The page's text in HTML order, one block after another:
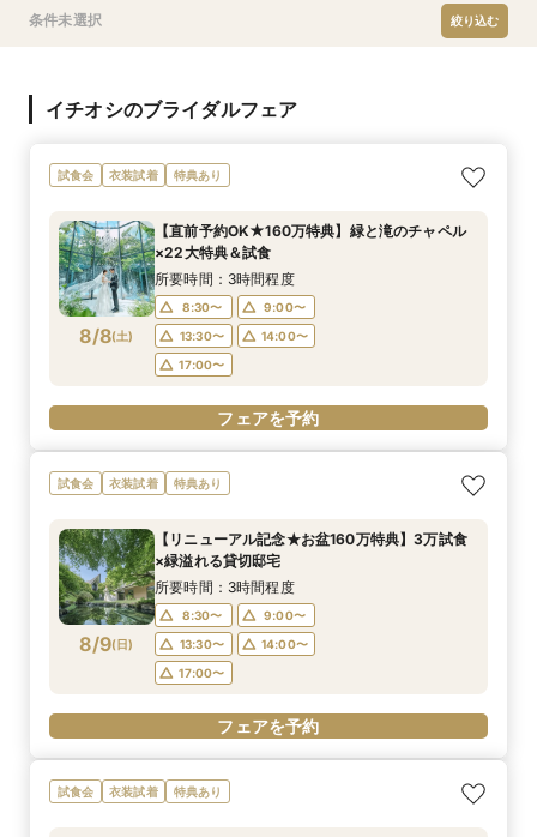
条件未選択 絞り込む
イチオシのブライダルフェア
試食会 衣装試着 特典あり
8/8(土)
【直前予約OK★160万特典】緑と滝のチャペル
×22大特典＆試食
所要時間：3時間程度
8:30〜
9:00〜
13:30〜
14:00〜
17:00〜
フェアを予約
試食会 衣装試着 特典あり
8/9(日)
【リニューアル記念★お盆160万特典】3万試食
×緑溢れる貸切邸宅
所要時間：3時間程度
8:30〜
9:00〜
13:30〜
14:00〜
17:00〜
フェアを予約
試食会 衣装試着 特典あり